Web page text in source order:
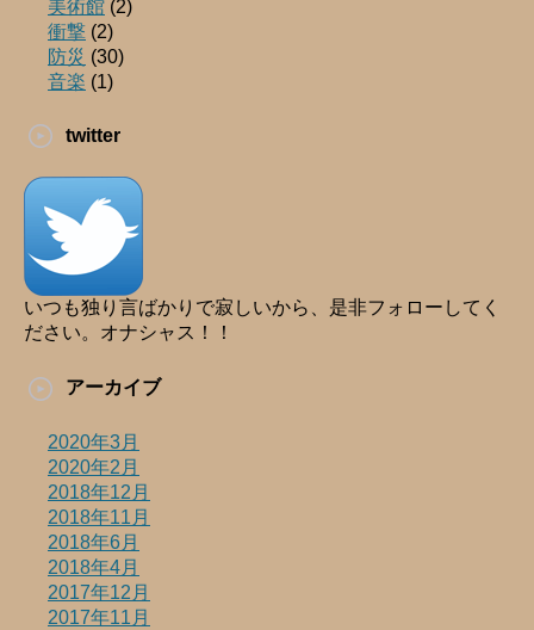
美術館 (2)
衝撃 (2)
防災 (30)
音楽 (1)
twitter
いつも独り言ばかりで寂しいから、是非フォローしてく
ださい。オナシャス！！
アーカイブ
2020年3月
2020年2月
2018年12月
2018年11月
2018年6月
2018年4月
2017年12月
2017年11月